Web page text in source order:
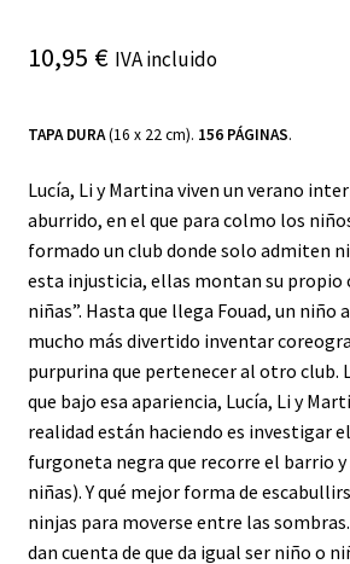
10,95 € IVA incluido
TAPA DURA(16 x 22 cm). 156 PÁGINAS.
Lucía, Li y Martina viven un verano
aburrido, en el que para colmo los
formado un club donde solo admiten
esta injusticia, ellas montan su propio
niñas”. Hasta que llega Fouad, un niño
mucho más divertido inventar
purpurina que pertenecer al otro club.
que bajo esa apariencia, Lucía, Li y
realidad están haciendo es investigar
furgoneta negra que recorre el barrio
niñas). Y qué mejor forma de
ninjas para moverse entre las
dan cuenta de que da igual ser niño o